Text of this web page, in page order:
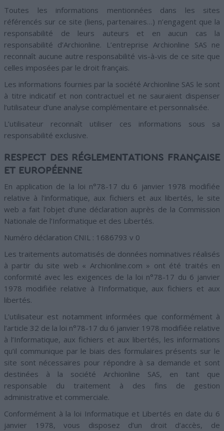
Toutes les informations mentionnées dans les sites
référencés sur ce site (liens, partenaires…) n’engagent que la
responsabilité de leurs auteurs et en aucun cas la
responsabilité d’Archionline. L’entreprise Archionline SAS ne
reconnaît aucune autre responsabilité vis-à-vis de ce site que
celles imposées par le droit français.
Les informations fournies par la société Archionline SAS le sont
à titre indicatif et non contractuel et ne sauraient dispenser
l’utilisateur d’une analyse complémentaire et personnalisée.
L’utilisateur reconnaît utiliser ces informations sous sa
responsabilité exclusive.
RESPECT DES RÉGLEMENTATIONS FRANÇAISE
ET EUROPÉENNE
En application de la loi n°78-17 du 6 janvier 1978 modifiée
relative à l’informatique, aux fichiers et aux libertés, le site
web a fait l’objet d’une déclaration auprès de la Commission
Nationale de l’Informatique et des Libertés.
Numéro déclaration CNIL : 1686793 v 0
Les traitements automatisés de données nominatives réalisés
à partir du site web « Archionline.com » ont été traités en
conformité avec les exigences de la loi n°78-17 du 6 janvier
1978 modifiée relative à l’Informatique, aux fichiers et aux
libertés.
L’utilisateur est notamment informées que conformément à
l’article 32 de la loi n°78-17 du 6 janvier 1978 modifiée relative
à l’Informatique, aux fichiers et aux libertés, les informations
qu’il communique par le biais des formulaires présents sur le
site sont nécessaires pour répondre à sa demande et sont
destinées à la société Archionline SAS, en tant que
responsable du traitement à des fins de gestion
administrative et commerciale.
Conformément à la loi Informatique et Libertés en date du 6
janvier 1978, vous disposez d’un droit d’accès, de